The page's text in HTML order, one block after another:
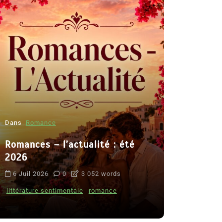
Dans Romance
Romances – l’actualité : été
2026
6 Juil 2026 0 3 052 words
littérature sentimentale romance